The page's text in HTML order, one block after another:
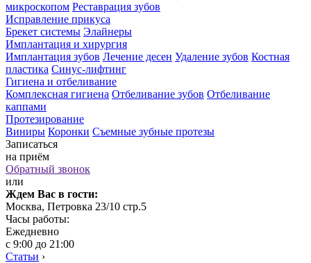
микроскопом Реставрация зубов
Исправление прикуса
Брекет системы Элайнеры
Имплантация и хирургия
Имплантация зубов Лечение десен Удаление зубов Костная
пластика Синус-лифтинг
Гигиена и отбеливание
Комплексная гигиена Отбеливание зубов Отбеливание
каппами
Протезирование
Виниры Коронки Съемные зубные протезы
Записаться
на приём
Обратный звонок
или
Ждем Вас в гости:
Москва, Петровка 23/10 стр.5
Часы работы:
Ежедневно
с 9:00 до 21:00
Статьи ›